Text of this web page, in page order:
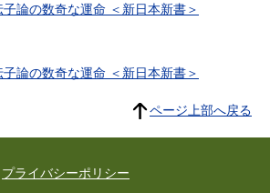
子論の数奇な運命 ＜新日本新書＞
子論の数奇な運命 ＜新日本新書＞
ページ上部へ戻る
プライバシーポリシー